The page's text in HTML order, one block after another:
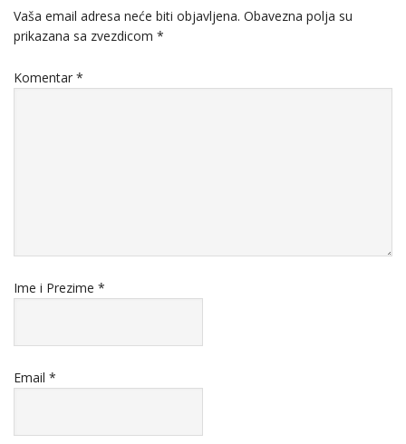
Vaša email adresa neće biti objavljena. Obavezna polja su
prikazana sa zvezdicom *
Komentar *
Ime i Prezime *
Email *